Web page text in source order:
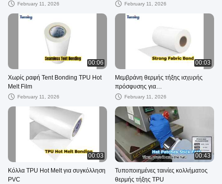
February 11, 2026 February 11, 2026
00:06
Χωρίς ραφή Tent Bonding TPU Hot
Melt Film
February 11, 2026
00:03
Μεμβράνη θερμής τήξης ισχυρής
πρόσφυσης για
κλωστοϋφαντουργικά προϊόντα
February 11, 2026
00:03
Κόλλα TPU Hot Melt για συγκόλληση
PVC
00:43
Τυποποιημένες ταινίες κολλήματος
θερμής τήξης TPU